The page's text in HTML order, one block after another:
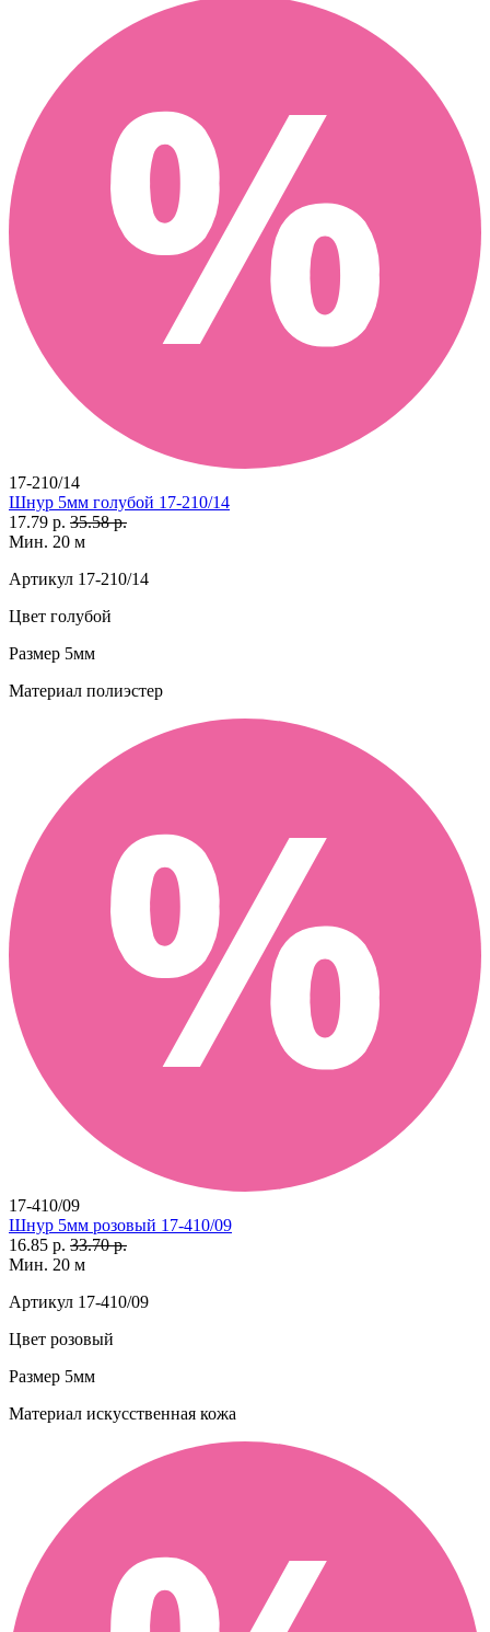
17-210/14
Шнур 5мм голубой 17-210/14
17.79 р. 35.58 р.
Мин. 20 м
Артикул 17-210/14
Цвет голубой
Размер 5мм
Материал полиэстер
17-410/09
Шнур 5мм розовый 17-410/09
16.85 р. 33.70 р.
Мин. 20 м
Артикул 17-410/09
Цвет розовый
Размер 5мм
Материал искусственная кожа